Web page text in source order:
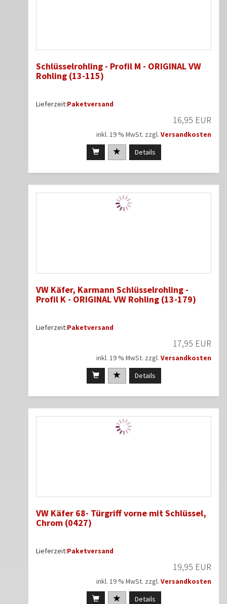
Schlüsselrohling - Profil M - ORIGINAL VW
Rohling (13-115)
Lieferzeit:Paketversand
16,95 EUR
inkl. 19 % MwSt. zzgl. Versandkosten
Details
VW Käfer, Karmann Schlüsselrohling -
Profil K - ORIGINAL VW Rohling (13-179)
Lieferzeit:Paketversand
17,95 EUR
inkl. 19 % MwSt. zzgl. Versandkosten
Details
VW Käfer 68- Türgriff vorne mit Schlüssel,
Chrom (0427)
Lieferzeit:Paketversand
19,95 EUR
inkl. 19 % MwSt. zzgl. Versandkosten
Details